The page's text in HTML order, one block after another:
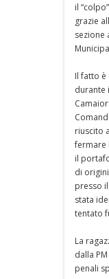
il
grazie
sezione
Il fatto
durante
riuscito
fermare
il
di
presso
stata
tentato
La
dalla
penali